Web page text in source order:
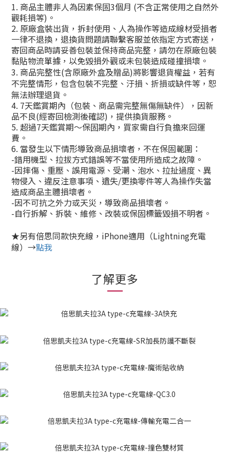
1. 商品主體非人為因素保固3個月 (不含正常使用之自然外
觀耗損等)。
2. 原廠盒裝出貨，拆封使用、人為操作等造成線材受損者
一律不退換 ，退換貨問題請聯繫客服並依指定方式寄送，
寄回商品時請妥善包裝並保持商品完整，請勿在原廠包裝
黏貼物流單據，以免毀損外觀或未包裝造成碰撞損壞。
3. 商品完整性(含原廠外盒及贈品)將影響退貨權益，若有
不完整情形，包含包裝不完整、汙損、折損或缺件等，恕
無法辦理退貨。
4. 7天鑑賞期內（包裝、商品需完整無傷無缺件），因新
品不良(經寄回檢測後確認)，提供換貨服務。
5. 超過7天鑑賞期～保固期內，買家需自行負擔來回運
費。
6. 當發生以下情形導致商品損壞者，不在保固範圍：
-錯用機型、拉拔方式錯誤等不當使用所造成之故障。
-因摔傷、重壓、誤用電源、受潮、泡水、拉扯過度、異
物侵入、違反注意事項、遺失/更換零件等人為操作失當
造成商品主體損壞者。
-因不可抗之外力或天災，導致商品損壞者。
-自行拆解、拆裝、維修、改裝或保固標籤毀損不明者。
★另有倍思同款快充線，iPhone適用（Lightning充電
線）→點我
了解更多